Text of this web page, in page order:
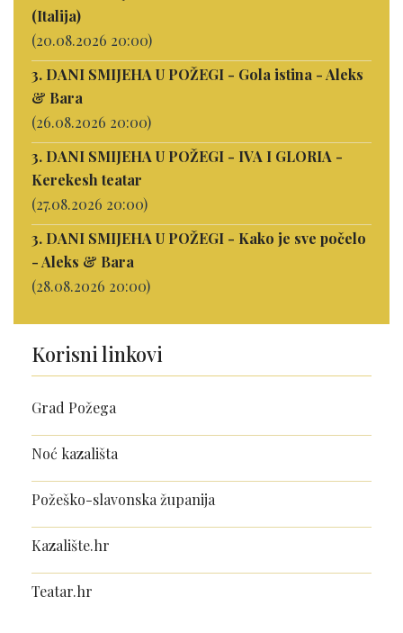
(Italija)
(20.08.2026 20:00)
3. DANI SMIJEHA U POŽEGI - Gola istina - Aleks
& Bara
(26.08.2026 20:00)
3. DANI SMIJEHA U POŽEGI - IVA I GLORIA -
Kerekesh teatar
(27.08.2026 20:00)
3. DANI SMIJEHA U POŽEGI - Kako je sve počelo
- Aleks & Bara
(28.08.2026 20:00)
Korisni linkovi
Grad Požega
Noć kazališta
Požeško-slavonska županija
Kazalište.hr
Teatar.hr